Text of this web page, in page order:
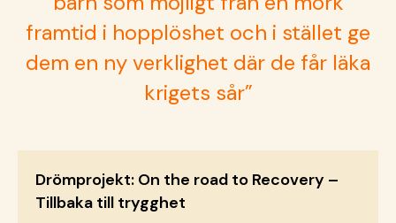
framtid i hopplöshet och i stället ge
dem en ny verklighet där de får läka
krigets sår”
Drömprojekt: On the road to Recovery –
Tillbaka till trygghet